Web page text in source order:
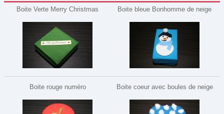
Boite Verte Merry Christmas Boite bleue Bonhomme de neige
Boite rouge numéro Boite coeur avec boules de neige